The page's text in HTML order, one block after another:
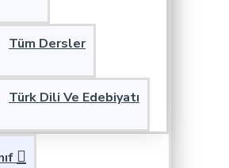
Tüm Dersler
Türk Dili Ve Edebiyatı